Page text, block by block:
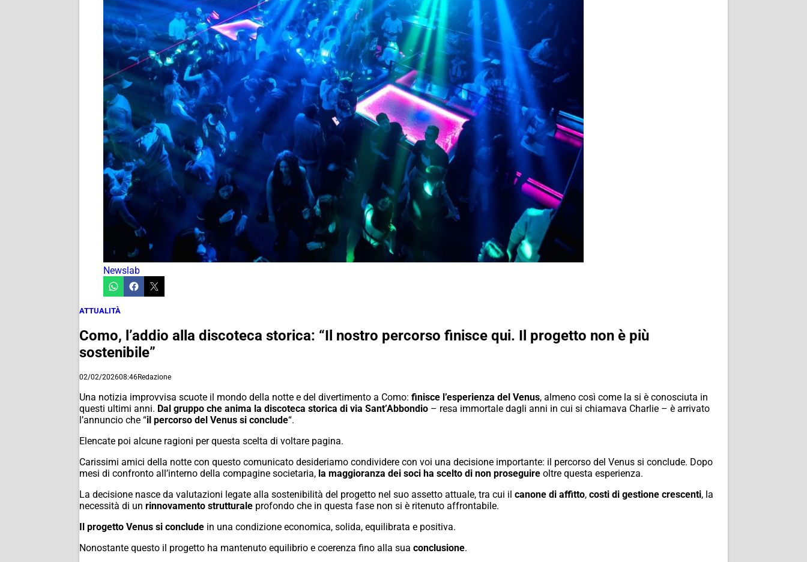
Newslab
ATTUALITÀ
Como, l’addio alla discoteca storica: “Il nostro percorso finisce qui. Il progetto non è più
sostenibile”
02/02/202608:46Redazione
Una notizia improvvisa scuote il mondo della notte e del divertimento a Como: finisce l’esperienza del Venus, almeno così come la si è conosciuta in
questi ultimi anni. Dal gruppo che anima la discoteca storica di via Sant’Abbondio – resa immortale dagli anni in cui si chiamava Charlie – è arrivato
l’annuncio che “il percorso del Venus si conclude“.
Elencate poi alcune ragioni per questa scelta di voltare pagina.
Carissimi amici della notte con questo comunicato desideriamo condividere con voi una decisione importante: il percorso del Venus si conclude. Dopo
mesi di confronto all’interno della compagine societaria, la maggioranza dei soci ha scelto di non proseguire oltre questa esperienza.
La decisione nasce da valutazioni legate alla sostenibilità del progetto nel suo assetto attuale, tra cui il canone di affitto, costi di gestione crescenti, la
necessità di un rinnovamento strutturale profondo che in questa fase non si è ritenuto affrontabile.
Il progetto Venus si conclude in una condizione economica, solida, equilibrata e positiva.
Nonostante questo il progetto ha mantenuto equilibrio e coerenza fino alla sua conclusione.